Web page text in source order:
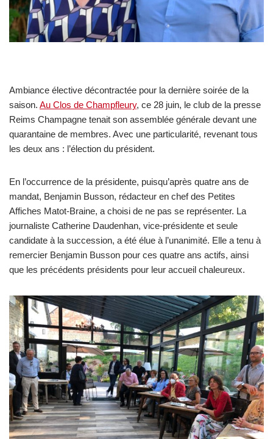
Ambiance élective décontractée pour la dernière soirée de la
saison. Au Clos de Champfleury, ce 28 juin, le club de la presse
Reims Champagne tenait son assemblée générale devant une
quarantaine de membres. Avec une particularité, revenant tous
les deux ans : l’élection du président.
En l’occurrence de la présidente, puisqu’après quatre ans de
mandat, Benjamin Busson, rédacteur en chef des Petites
Affiches Matot-Braine, a choisi de ne pas se représenter. La
journaliste Catherine Daudenhan, vice-présidente et seule
candidate à la succession, a été élue à l’unanimité. Elle a tenu à
remercier Benjamin Busson pour ces quatre ans actifs, ainsi
que les précédents présidents pour leur accueil chaleureux.